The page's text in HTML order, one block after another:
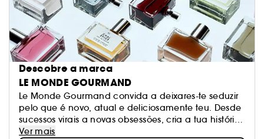
Descobre a marca
LE MONDE GOURMAND
Le Monde Gourmand convida a deixares-te seduzir
pelo que é novo, atual e deliciosamente teu. Desde
sucessos virais a novas obsessões, cria a tua história
olfativa.
Ver mais